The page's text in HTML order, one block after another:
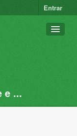
Entrar
e ...